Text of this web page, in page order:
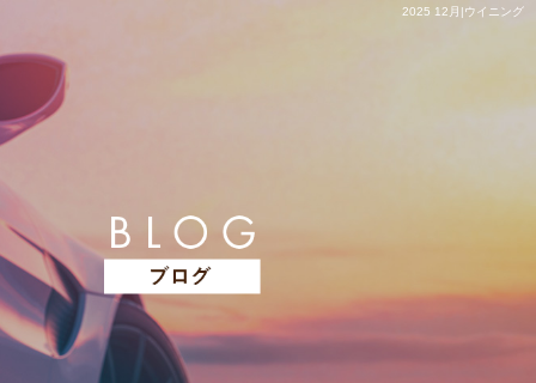
2025 12月|ウイニング